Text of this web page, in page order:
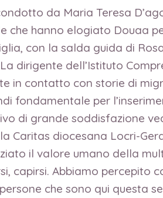
da Maria Teresa
che hanno elogiato Douaa
con la salda guida di
dirigente dell’Istituto
in contatto con storie di
fondamentale per
di grande soddisfazione
diocesana Locri-
il valore umano della
capirsi. Abbiamo percepito
che sono qui questa